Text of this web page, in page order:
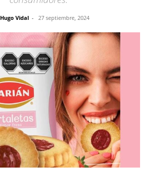
Hugo Vidal - 27 septiembre, 2024